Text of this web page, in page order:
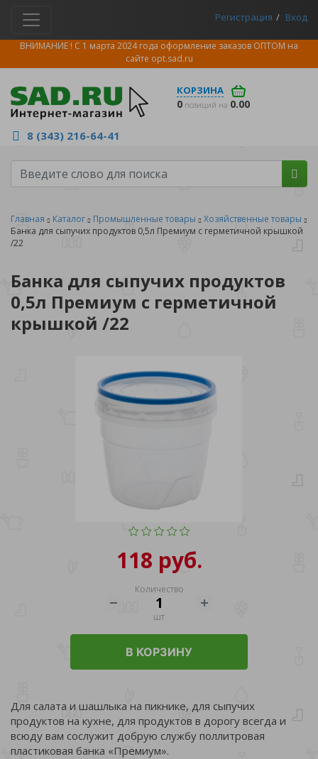
Регистрация Вход
ВНИМАНИЕ ! С 1 марта 2024 года оформление заказов ОПТОМ на
сайте opt.sad.ru
КОРЗИНА
0 позиций на 0.00
8 (343) 216-64-41
Главная Каталог Промышленные товары
Хозяйственные товары
Банка для сыпучих продуктов 0,5л Премиум с герметичной крышкой
/22
Банка для сыпучих продуктов
0,5л Премиум с герметичной
крышкой /22
118 руб.
Количество
шт
В КОРЗИНУ
Для салата и шашлыка на пикнике, для сыпучих
продуктов на кухне, для продуктов в дорогу всегда и
всюду вам сослужит добрую службу поллитровая
пластиковая банка «Премиум».